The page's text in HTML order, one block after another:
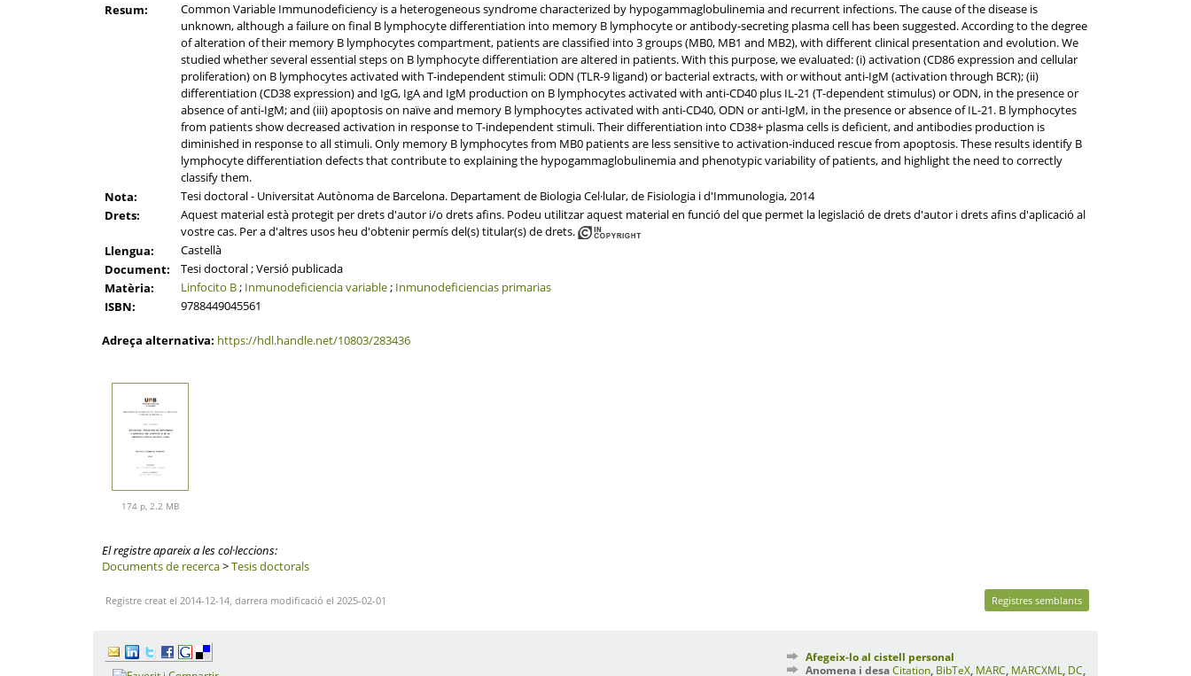
Resum:
Common Variable Immunodeficiency is a heterogeneous syndrome characterized by hypogammaglobulinemia and recurrent infections. The cause of the disease is
unknown, although a failure on final B lymphocyte differentiation into memory B lymphocyte or antibody-secreting plasma cell has been suggested. According to the degree
of alteration of their memory B lymphocytes compartment, patients are classified into 3 groups (MB0, MB1 and MB2), with different clinical presentation and evolution. We
studied whether several essential steps on B lymphocyte differentiation are altered in patients. With this purpose, we evaluated: (i) activation (CD86 expression and cellular
proliferation) on B lymphocytes activated with T-independent stimuli: ODN (TLR-9 ligand) or bacterial extracts, with or without anti-IgM (activation through BCR); (ii)
differentiation (CD38 expression) and IgG, IgA and IgM production on B lymphocytes activated with anti-CD40 plus IL-21 (T-dependent stimulus) or ODN, in the presence or
absence of anti-IgM; and (iii) apoptosis on naïve and memory B lymphocytes activated with anti-CD40, ODN or anti-IgM, in the presence or absence of IL-21. B lymphocytes
from patients show decreased activation in response to T-independent stimuli. Their differentiation into CD38+ plasma cells is deficient, and antibodies production is
diminished in response to all stimuli. Only memory B lymphocytes from MB0 patients are less sensitive to activation-induced rescue from apoptosis. These results identify B
lymphocyte differentiation defects that contribute to explaining the hypogammaglobulinemia and phenotypic variability of patients, and highlight the need to correctly
classify them.
Nota:
Tesi doctoral - Universitat Autònoma de Barcelona. Departament de Biologia Cel·lular, de Fisiologia i d'Immunologia, 2014
Drets:
Aquest material està protegit per drets d'autor i/o drets afins. Podeu utilitzar aquest material en funció del que permet la legislació de drets d'autor i drets afins d'aplicació al
vostre cas. Per a d'altres usos heu d'obtenir permís del(s) titular(s) de drets.
Llengua:
Castellà
Document:
Tesi doctoral ; Versió publicada
Matèria:
Linfocito B; Inmunodeficiencia variable; Inmunodeficiencias primarias
ISBN:
9788449045561
Adreça alternativa: https://hdl.handle.net/10803/283436
174 p, 2.2 MB
El registre apareix a les col·leccions:
Documents de recerca>Tesis doctorals
Registre creat el 2014-12-14, darrera modificació el 2025-02-01 Registres semblants
Afegeix-lo al cistell personal
Anomena i desaCitation BibTeX MARC MARCXML DC